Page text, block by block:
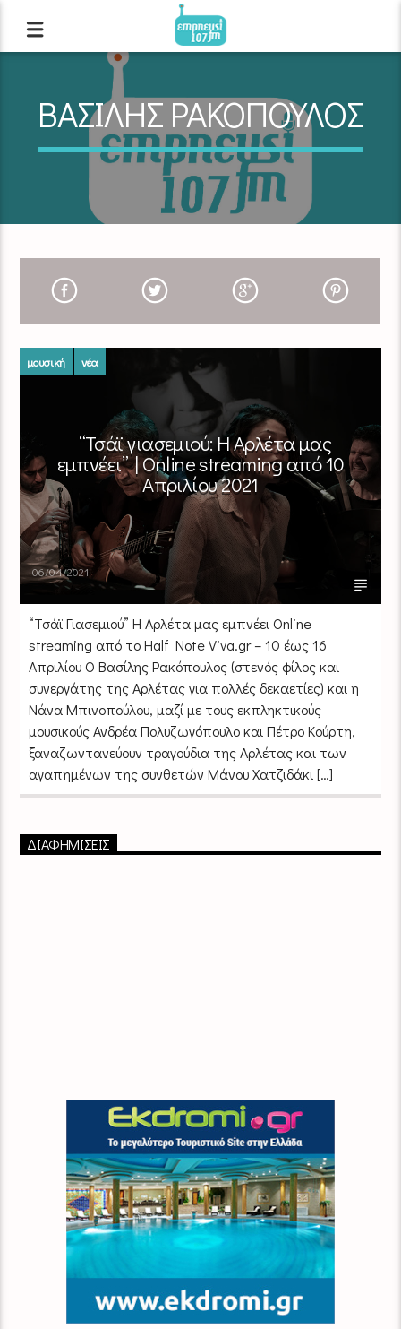
ΒΑΣΙΛΗΣ ΡΑΚΟΠΟΥΛΟΣ
μουσική νέα
“Τσάϊ γιασεμιού: Η Αρλέτα μας
εμπνέει” | Online streaming από 10
Απριλίου 2021
06/04/2021
“Τσάϊ Γιασεμιού” Η Αρλέτα μας εμπνέει Online
streaming από το Half Note Viva.gr – 10 έως 16
Απριλίου Ο Βασίλης Ρακόπουλος (στενός φίλος και
συνεργάτης της Αρλέτας για πολλές δεκαετίες) και η
Νάνα Μπινοπούλου, μαζί με τους εκπληκτικούς
μουσικούς Ανδρέα Πολυζωγόπουλο και Πέτρο Κούρτη,
ξαναζωντανεύουν τραγούδια της Αρλέτας και των
αγαπημένων της συνθετών Μάνου Χατζιδάκι […]
ΔΙΑΦΗΜΙΣΕΙΣ